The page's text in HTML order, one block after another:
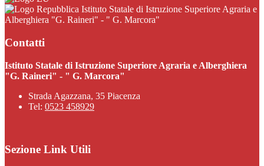
Istituto Statale di Istruzione Superiore Agraria e
Alberghiera "G. Raineri" - " G. Marcora"
Contatti
Istituto Statale di Istruzione Superiore Agraria e Alberghiera
"G. Raineri" - " G. Marcora"
Strada Agazzana, 35 Piacenza
Tel: 0523 458929
Sezione Link Utili